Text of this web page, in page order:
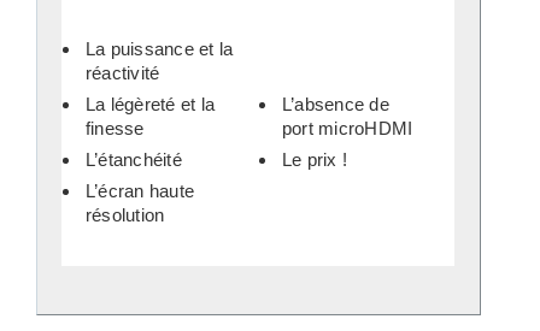
La puissance et la
réactivité
La légèreté et la
finesse
L’étanchéité
L’écran haute
résolution
L’absence de
port microHDMI
Le prix !